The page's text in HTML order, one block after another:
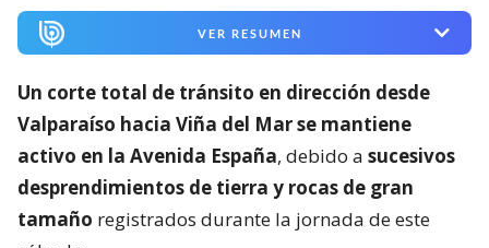
VER RESUMEN
Un corte total de tránsito en dirección desde
Valparaíso hacia Viña del Mar se mantiene
activo en la Avenida España, debido a sucesivos
desprendimientos de tierra y rocas de gran
tamaño registrados durante la jornada de este